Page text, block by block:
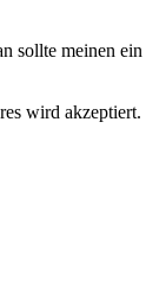
sollte meinen
wird